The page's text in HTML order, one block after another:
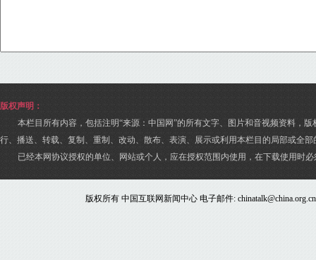
版权声明：
本栏目所有内容，包括注明“来源：中国网”的所有文字、图片和音视频资料，
行、播送、转载、复制、重制、改动、散布、表演、展示或利用本栏目的局部或全
已经本网协议授权的单位、网站或个人，应在授权范围内使用，在下载使用时
版权所有 中国互联网新闻中心 电子邮件: